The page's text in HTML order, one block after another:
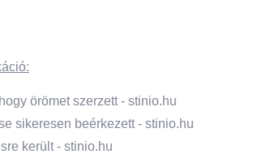
örömet szerzett - stinio.hu
sikeresen beérkezett - stinio.hu
került - stinio.hu